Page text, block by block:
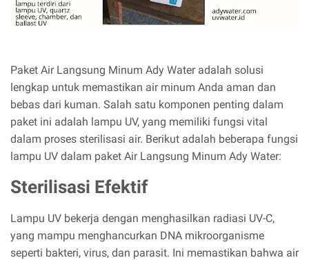
Paket Air Langsung Minum Ady Water adalah solusi
lengkap untuk memastikan air minum Anda aman dan
bebas dari kuman. Salah satu komponen penting dalam
paket ini adalah lampu UV, yang memiliki fungsi vital
dalam proses sterilisasi air. Berikut adalah beberapa fungsi
lampu UV dalam paket Air Langsung Minum Ady Water:
Sterilisasi Efektif
Lampu UV bekerja dengan menghasilkan radiasi UV-C,
yang mampu menghancurkan DNA mikroorganisme
seperti bakteri, virus, dan parasit. Ini memastikan bahwa air